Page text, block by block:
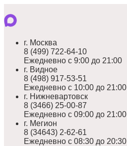
г. Москва
8 (499) 722-64-10
Ежедневно с 9:00 до 21:00
г. Видное
8 (498) 917-53-51
Ежедневно с 10:00 до 21:00
г. Нижневартовск
8 (3466) 25-00-87
Ежедневно с 09:00 до 21:00
г. Мегион
8 (34643) 2-62-61
Ежедневно с 08:30 до 20:30